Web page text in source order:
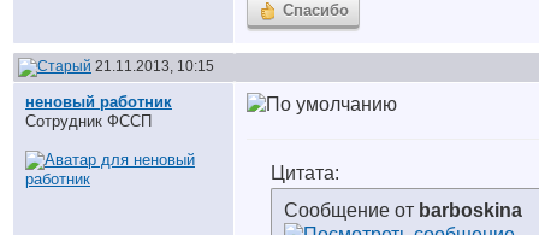
Спасибо
21.11.2013, 10:15
неновый работник
Сотрудник ФССП
Цитата:
Сообщение от barboskina